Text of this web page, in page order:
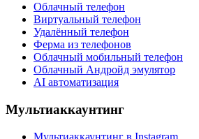
Облачный телефон
Виртуальный телефон
Удалённый телефон
Ферма из телефонов
Облачный мобильный телефон
Облачный Андройд эмулятор
AI автоматизация
Мультиаккаунтинг
Мультиаккаунтинг в Instagram